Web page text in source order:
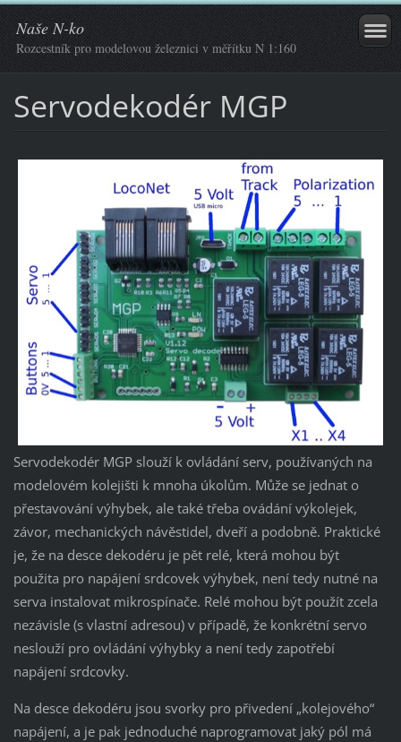
Naše N-ko
Rozcestník pro modelovou železnici v měřítku N 1:160
Servodekodér MGP
Servodekodér MGP slouží k ovládání serv, používaných na
modelovém kolejišti k mnoha úkolům. Může se jednat o
přestavování výhybek, ale také třeba ovádání výkolejek,
závor, mechanických návěstidel, dveří a podobně. Praktické
je, že na desce dekodéru je pět relé, která mohou být
použita pro napájení srdcovek výhybek, není tedy nutné na
serva instalovat mikrospínače. Relé mohou být použít zcela
nezávisle (s vlastní adresou) v případě, že konkrétní servo
neslouží pro ovládání výhybky a není tedy zapotřebí
napájení srdcovky.
Na desce dekodéru jsou svorky pro přivedení „kolejového“
napájení, a je pak jednoduché naprogramovat jaký pól má